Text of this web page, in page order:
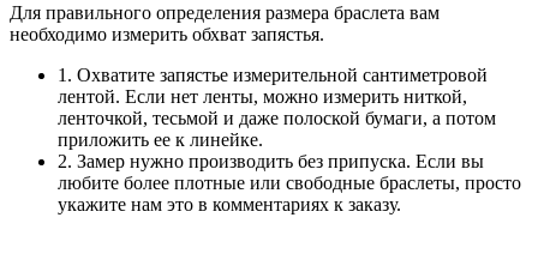
Для правильного определения размера браслета вам
необходимо измерить обхват запястья.
1. Охватите запястье измерительной сантиметровой
лентой. Если нет ленты, можно измерить ниткой,
ленточкой, тесьмой и даже полоской бумаги, а потом
приложить ее к линейке.
2. Замер нужно производить без припуска. Если вы
любите более плотные или свободные браслеты, просто
укажите нам это в комментариях к заказу.